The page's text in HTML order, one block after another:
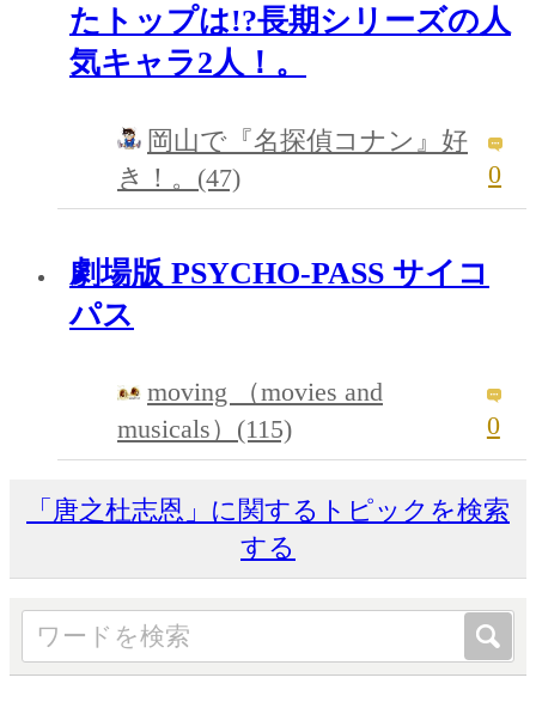
たトップは!?長期シリーズの人
気キャラ2人！。
岡山で『名探偵コナン』好
き！。(47)
0
劇場版 PSYCHO-PASS サイコ
パス
moving （movies and
musicals）(115)
0
「唐之杜志恩」に関するトピックを検索
する